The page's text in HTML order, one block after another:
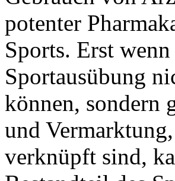
potenter
Sports. Erst
Sportausübung
können, sondern
und
verknüpft sind,